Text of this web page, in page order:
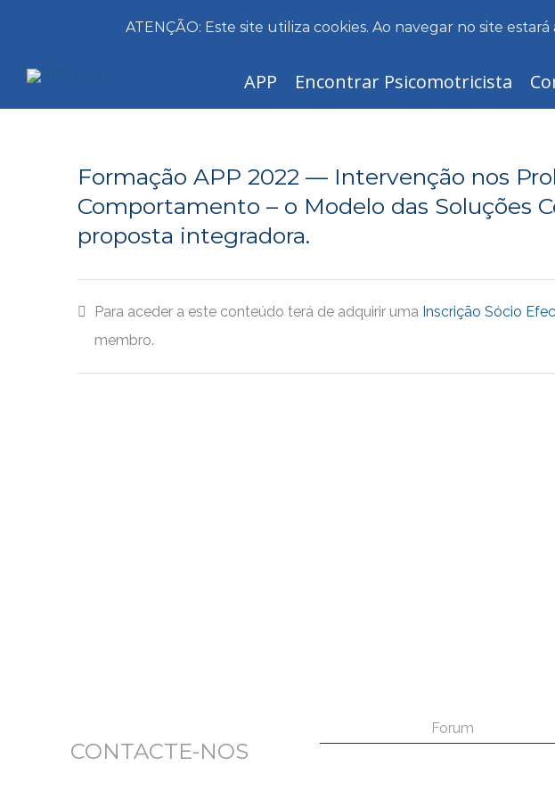
APP Encontrar Psicomotricista
Formação APP 2022 — Intervenção nos
Comportamento – o Modelo das Soluções
proposta integradora.
Para aceder a este conteúdo terá de adquirir uma Inscrição Sócio
membro.
CONTACTE-NOS
Forum
ATENÇÃO: Este site utiliza cookies. Ao navegar no site